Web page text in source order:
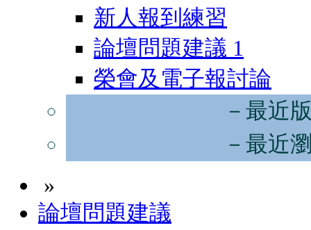
新人報到練習
論壇問題建議 1
榮會及電子報討論
－最近
－最近
»
論壇問題建議